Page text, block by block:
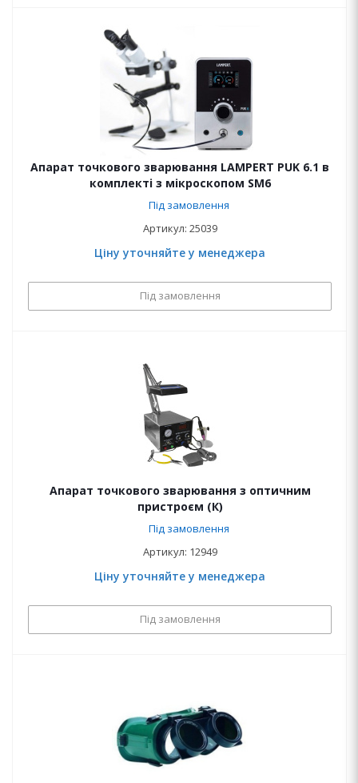
Апарат точкового зварювання LAMPERT PUK 6.1 в
комплекті з мікроскопом SM6
Під замовлення
Артикул: 25039
Ціну уточняйте у менеджера
Під замовлення
Апарат точкового зварювання з оптичним
пристроєм (К)
Під замовлення
Артикул: 12949
Ціну уточняйте у менеджера
Під замовлення